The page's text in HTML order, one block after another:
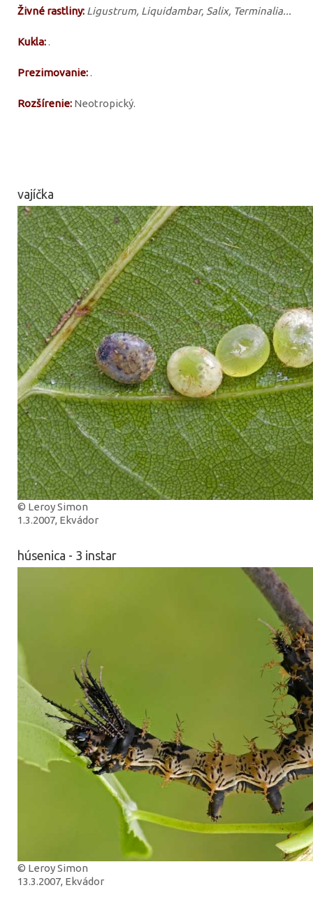
Živné rastliny: Ligustrum, Liquidambar, Salix, Terminalia...
Kukla:.
Prezimovanie:.
Rozšírenie: Neotropický.
vajíčka
© Leroy Simon
1.3.2007, Ekvádor
húsenica - 3 instar
© Leroy Simon
13.3.2007, Ekvádor